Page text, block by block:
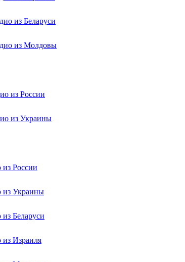
из Беларуси
из Молдовы
из России
из Украины
из России
из Украины
Беларуси
из Израиля